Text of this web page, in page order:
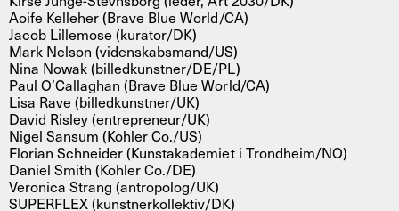
Aoife Kelleher (Brave Blue World/CA)
Jacob Lillemose (kurator/DK)
Mark Nelson (videnskabsmand/US)
Nina Nowak (billedkunstner/DE/PL)
Paul O’Callaghan (Brave Blue World/CA)
Lisa Rave (billedkunstner/UK)
David Risley (entrepreneur/UK)
Nigel Sansum (Kohler Co./US)
Florian Schneider (Kunstakademiet i Trondheim/NO)
Daniel Smith (Kohler Co./DE)
Veronica Strang (antropolog/UK)
SUPERFLEX (kunstnerkollektiv/DK)